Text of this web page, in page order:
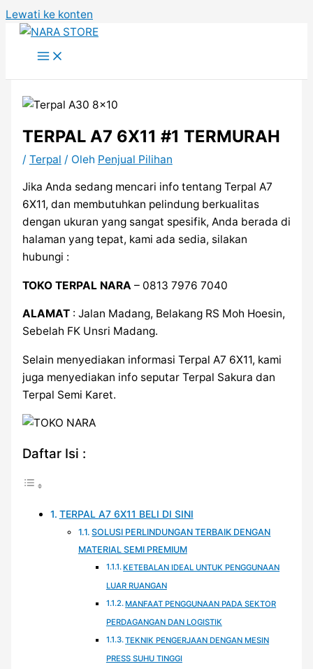
Lewati ke konten
TERPAL A7 6X11 #1 TERMURAH
/ Terpal / Oleh Penjual Pilihan
Jika Anda sedang mencari info tentang Terpal A7
6X11, dan membutuhkan pelindung berkualitas
dengan ukuran yang sangat spesifik, Anda berada di
halaman yang tepat, kami ada sedia, silakan
hubungi :
TOKO TERPAL NARA – 0813 7976 7040
ALAMAT: Jalan Madang, Belakang RS Moh Hoesin,
Sebelah FK Unsri Madang.
Selain menyediakan informasi Terpal A7 6X11, kami
juga menyediakan info seputar Terpal Sakura dan
Terpal Semi Karet.
Daftar Isi :
TERPAL A7 6X11 BELI DI SINI
SOLUSI PERLINDUNGAN TERBAIK DENGAN
MATERIAL SEMI PREMIUM
KETEBALAN IDEAL UNTUK PENGGUNAAN
LUAR RUANGAN
MANFAAT PENGGUNAAN PADA SEKTOR
PERDAGANGAN DAN LOGISTIK
TEKNIK PENGERJAAN DENGAN MESIN
PRESS SUHU TINGGI